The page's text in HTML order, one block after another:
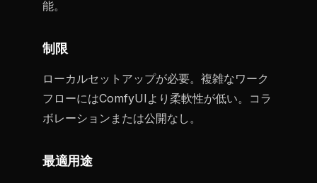
能。
制限
ローカルセットアップが必要。複雑なワーク
フローにはComfyUIより柔軟性が低い。コラ
ボレーションまたは公開なし。
最適用途